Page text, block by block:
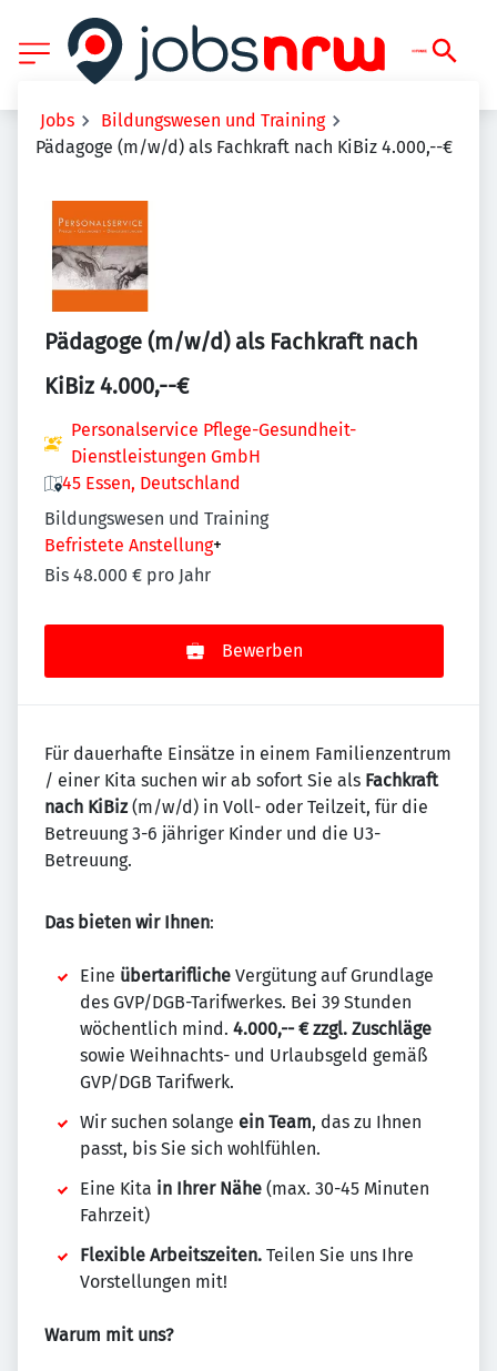
Jobs
Bildungswesen und Training
Pädagoge (m/w/d) als Fachkraft nach KiBiz 4.000,--€
Pädagoge (m/w/d) als Fachkraft nach
KiBiz 4.000,--€
Personalservice Pflege-Gesundheit-
Dienstleistungen GmbH
45 Essen, Deutschland
Bildungswesen und Training
Befristete Anstellung+
Bis 48.000 € pro Jahr
Bewerben
Für dauerhafte Einsätze in einem Familienzentrum
/ einer Kita suchen wir ab sofort Sie als Fachkraft
nach KiBiz(m/w/d) in Voll- oder Teilzeit, für die
Betreuung 3-6 jähriger Kinder und die U3-
Betreuung.
Das bieten wir Ihnen:
Eine übertarifliche Vergütung auf Grundlage
des GVP/DGB-Tarifwerkes. Bei 39 Stunden
wöchentlich mind. 4.000,-- € zzgl. Zuschläge
sowie Weihnachts- und Urlaubsgeld gemäß
GVP/DGB Tarifwerk.
Wir suchen solange ein Team, das zu Ihnen
passt, bis Sie sich wohlfühlen.
Eine Kita in Ihrer Nähe (max. 30-45 Minuten
Fahrzeit)
Flexible Arbeitszeiten. Teilen Sie uns Ihre
Vorstellungen mit!
Warum mit uns?